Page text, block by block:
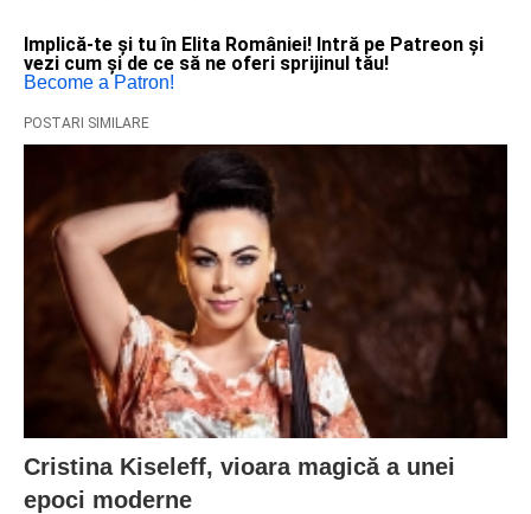
Implică-te și tu în Elita României! Intră pe Patreon și
vezi cum și de ce să ne oferi sprijinul tău!
Become a Patron!
POSTARI SIMILARE
Cristina Kiseleff, vioara magică a unei
epoci moderne